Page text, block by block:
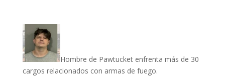
Hombre de Pawtucket enfrenta más de 30
cargos relacionados con armas de fuego.